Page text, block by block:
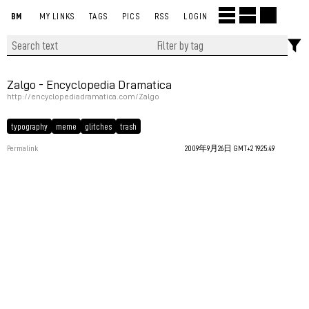
BM MY LINKS TAGS PICS RSS LOGIN
Zalgo - Encyclopedia Dramatica
http://encyclopediadramatica.com/Zalgo
typography meme glitches trash
Permalink 2009年9月26日 GMT+2 19:25:49